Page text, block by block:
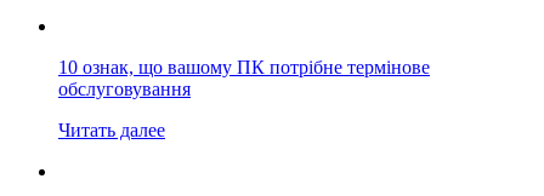
10 ознак, що вашому ПК потрібне термінове
обслуговування
Читать далее